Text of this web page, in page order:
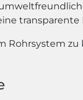
Rohrsystem